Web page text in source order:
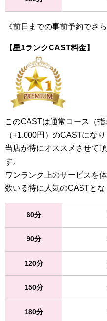
《前日までの事前予約でさ
【星1ランクCAST料金】
このCASTは通常コース（
（+1,000円）のCASTになり
当店が特にオススメさせて
す。
ワンランク上のサービスを
数いる特に人気のCASTとな
60分
90分
120分
150分
180分